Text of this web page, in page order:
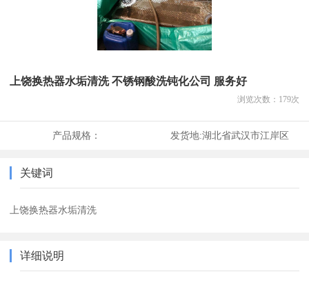
上饶换热器水垢清洗 不锈钢酸洗钝化公司 服务好
浏览次数： 179次
产品规格： 发货地:湖北省武汉市江岸区
关键词
上饶换热器水垢清洗
详细说明